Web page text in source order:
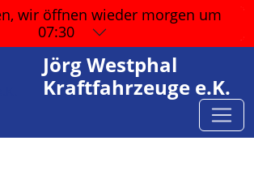
wir öffnen wieder morgen um
07:30
Jörg Westphal
Kraftfahrzeuge e.K.